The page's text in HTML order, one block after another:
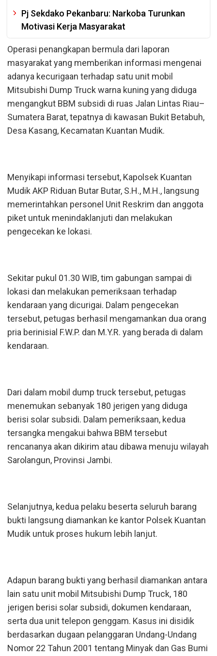
Pj Sekdako Pekanbaru: Narkoba Turunkan
Motivasi Kerja Masyarakat
Operasi penangkapan bermula dari laporan
masyarakat yang memberikan informasi mengenai
adanya kecurigaan terhadap satu unit mobil
Mitsubishi Dump Truck warna kuning yang diduga
mengangkut BBM subsidi di ruas Jalan Lintas Riau–
Sumatera Barat, tepatnya di kawasan Bukit Betabuh,
Desa Kasang, Kecamatan Kuantan Mudik.
Menyikapi informasi tersebut, Kapolsek Kuantan
Mudik AKP Riduan Butar Butar, S.H., M.H., langsung
memerintahkan personel Unit Reskrim dan anggota
piket untuk menindaklanjuti dan melakukan
pengecekan ke lokasi.
Sekitar pukul 01.30 WIB, tim gabungan sampai di
lokasi dan melakukan pemeriksaan terhadap
kendaraan yang dicurigai. Dalam pengecekan
tersebut, petugas berhasil mengamankan dua orang
pria berinisial F.W.P. dan M.Y.R. yang berada di dalam
kendaraan.
Dari dalam mobil dump truck tersebut, petugas
menemukan sebanyak 180 jerigen yang diduga
berisi solar subsidi. Dalam pemeriksaan, kedua
tersangka mengakui bahwa BBM tersebut
rencananya akan dikirim atau dibawa menuju wilayah
Sarolangun, Provinsi Jambi.
Selanjutnya, kedua pelaku beserta seluruh barang
bukti langsung diamankan ke kantor Polsek Kuantan
Mudik untuk proses hukum lebih lanjut.
Adapun barang bukti yang berhasil diamankan antara
lain satu unit mobil Mitsubishi Dump Truck, 180
jerigen berisi solar subsidi, dokumen kendaraan,
serta dua unit telepon genggam. Kasus ini disidik
berdasarkan dugaan pelanggaran Undang-Undang
Nomor 22 Tahun 2001 tentang Minyak dan Gas Bumi